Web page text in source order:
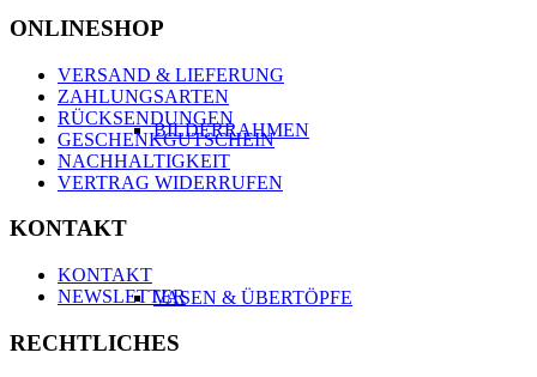
BILDERRAHMEN
VASEN & ÜBERTÖPFE
ONLINESHOP
VERSAND & LIEFERUNG
ZAHLUNGSARTEN
RÜCKSENDUNGEN
GESCHENKGUTSCHEIN
NACHHALTIGKEIT
VERTRAG WIDERRUFEN
KONTAKT
KONTAKT
NEWSLETTER
RECHTLICHES